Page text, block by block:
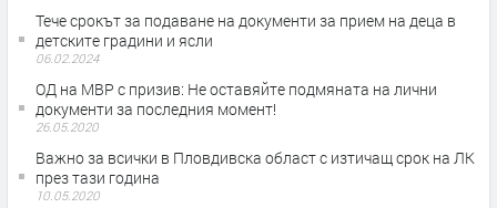
Тече срокът за подаване на документи за прием на деца в
детските градини и ясли
06.02.2024
ОД на МВР с призив: Не оставяйте подмяната на лични
документи за последния момент!
26.05.2020
Важно за всички в Пловдивска област с изтичащ срок на ЛК
през тази година
10.05.2020